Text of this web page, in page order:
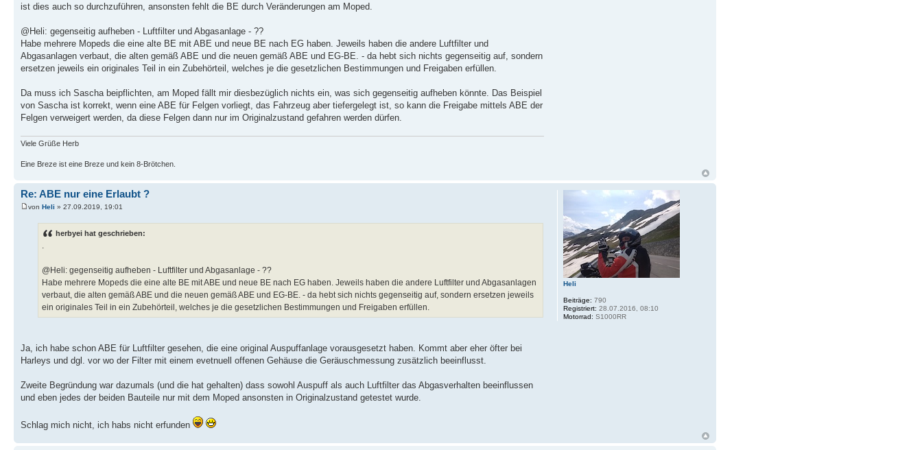
ist dies auch so durchzuführen, ansonsten fehlt die BE durch Veränderungen am Moped.
@Heli: gegenseitig aufheben - Luftfilter und Abgasanlage - ??
Habe mehrere Mopeds die eine alte BE mit ABE und neue BE nach EG haben. Jeweils haben die andere Luftfilter und
Abgasanlagen verbaut, die alten gemäß ABE und die neuen gemäß ABE und EG-BE. - da hebt sich nichts gegenseitig auf, sondern
ersetzen jeweils ein originales Teil in ein Zubehörteil, welches je die gesetzlichen Bestimmungen und Freigaben erfüllen.
Da muss ich Sascha beipflichten, am Moped fällt mir diesbezüglich nichts ein, was sich gegenseitig aufheben könnte. Das Beispiel
von Sascha ist korrekt, wenn eine ABE für Felgen vorliegt, das Fahrzeug aber tiefergelegt ist, so kann die Freigabe mittels ABE der
Felgen verweigert werden, da diese Felgen dann nur im Originalzustand gefahren werden dürfen.
Viele Grüße Herb
Eine Breze ist eine Breze und kein 8-Brötchen.
Re: ABE nur eine Erlaubt ?
von Heli » 27.09.2019, 19:01
herbyei hat geschrieben:
.
@Heli: gegenseitig aufheben - Luftfilter und Abgasanlage - ??
Habe mehrere Mopeds die eine alte BE mit ABE und neue BE nach EG haben. Jeweils haben die andere Luftfilter und Abgasanlagen
verbaut, die alten gemäß ABE und die neuen gemäß ABE und EG-BE. - da hebt sich nichts gegenseitig auf, sondern ersetzen jeweils
ein originales Teil in ein Zubehörteil, welches je die gesetzlichen Bestimmungen und Freigaben erfüllen.
Ja, ich habe schon ABE für Luftfilter gesehen, die eine original Auspuffanlage vorausgesetzt haben. Kommt aber eher öfter bei
Harleys und dgl. vor wo der Filter mit einem evetnuell offenen Gehäuse die Geräuschmessung zusätzlich beeinflusst.
Zweite Begründung war dazumals (und die hat gehalten) dass sowohl Auspuff als auch Luftfilter das Abgasverhalten beeinflussen
und eben jedes der beiden Bauteile nur mit dem Moped ansonsten in Originalzustand getestet wurde.
Schlag mich nicht, ich habs nicht erfunden
Heli
Beiträge: 790
Registriert: 28.07.2016, 08:10
Motorrad: S1000RR